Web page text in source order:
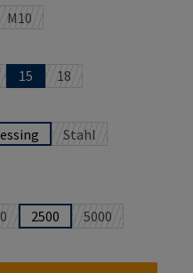
verfügbar.)
nicht verfügbar.)
ist zurzeit nicht verfügbar.)
M10(Diese Option ist zurzeit nicht
verfügbar.)
nicht verfügbar.)
nicht verfügbar.)
ist zurzeit nicht verfügbar.)
Option ist zurzeit nicht
15 18(Diese Option ist
nicht verfügbar.)
Stahl(Diese Option ist
nicht verfügbar.)
Option ist zurzeit nicht
2500 5000(Diese Option ist
verfügbar.)